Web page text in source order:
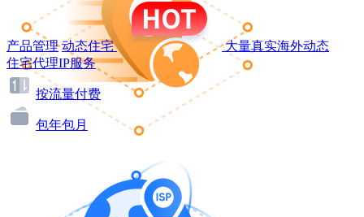
产品管理 动态住宅
大量真实海外动态
住宅代理IP服务
按流量付费
包年包月